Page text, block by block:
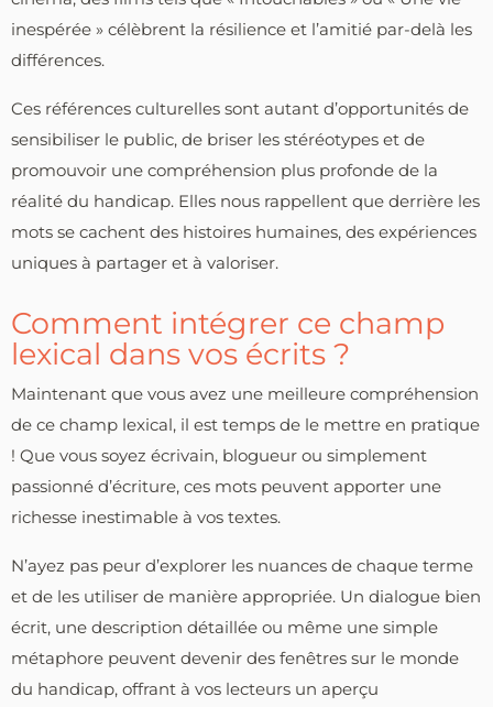
inespérée » célèbrent la résilience et l’amitié par-delà les
différences.
Ces références culturelles sont autant d’opportunités de
sensibiliser le public, de briser les stéréotypes et de
promouvoir une compréhension plus profonde de la
réalité du handicap. Elles nous rappellent que derrière les
mots se cachent des histoires humaines, des expériences
uniques à partager et à valoriser.
Comment intégrer ce champ
lexical dans vos écrits ?
Maintenant que vous avez une meilleure compréhension
de ce champ lexical, il est temps de le mettre en pratique
! Que vous soyez écrivain, blogueur ou simplement
passionné d’écriture, ces mots peuvent apporter une
richesse inestimable à vos textes.
N’ayez pas peur d’explorer les nuances de chaque terme
et de les utiliser de manière appropriée. Un dialogue bien
écrit, une description détaillée ou même une simple
métaphore peuvent devenir des fenêtres sur le monde
du handicap, offrant à vos lecteurs un aperçu